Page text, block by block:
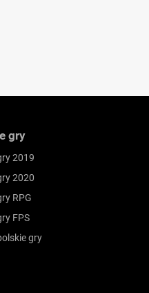
gry
2019
2020
RPG
FPS
gry